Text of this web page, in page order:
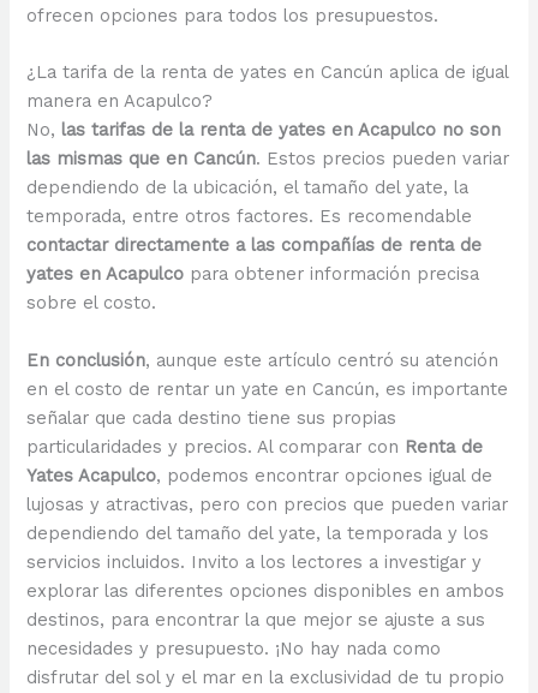
ofrecen opciones para todos los presupuestos.
¿La tarifa de la renta de yates en Cancún aplica de igual
manera en Acapulco?
No, las tarifas de la renta de yates en Acapulco no son
las mismas que en Cancún. Estos precios pueden variar
dependiendo de la ubicación, el tamaño del yate, la
temporada, entre otros factores. Es recomendable
contactar directamente a las compañías de renta de
yates en Acapulco para obtener información precisa
sobre el costo.
En conclusión, aunque este artículo centró su atención
en el costo de rentar un yate en Cancún, es importante
señalar que cada destino tiene sus propias
particularidades y precios. Al comparar con Renta de
Yates Acapulco, podemos encontrar opciones igual de
lujosas y atractivas, pero con precios que pueden variar
dependiendo del tamaño del yate, la temporada y los
servicios incluidos. Invito a los lectores a investigar y
explorar las diferentes opciones disponibles en ambos
destinos, para encontrar la que mejor se ajuste a sus
necesidades y presupuesto. ¡No hay nada como
disfrutar del sol y el mar en la exclusividad de tu propio